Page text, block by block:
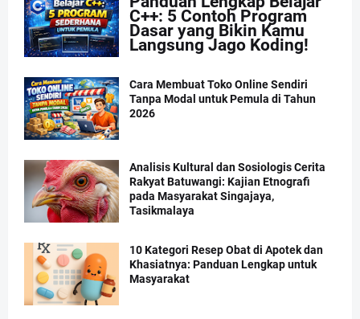
C++: 5 Contoh Program
Dasar yang Bikin Kamu
Langsung Jago Koding!
Cara Membuat Toko Online Sendiri
Tanpa Modal untuk Pemula di Tahun
2026
Analisis Kultural dan Sosiologis Cerita
Rakyat Batuwangi: Kajian Etnografi
pada Masyarakat Singajaya,
Tasikmalaya
10 Kategori Resep Obat di Apotek dan
Khasiatnya: Panduan Lengkap untuk
Masyarakat